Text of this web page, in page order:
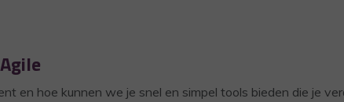
en hoe kunnen we je snel en simpel tools bieden die je